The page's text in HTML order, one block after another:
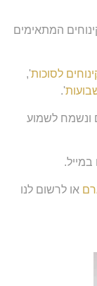
המתאימים
לסוכות',
'.
ונשמח לשמוע
או לרשום לנו